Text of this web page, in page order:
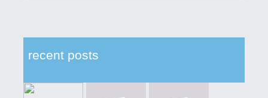
recent posts